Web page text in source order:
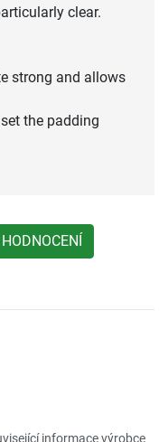
clear.
strong and allows
the padding
informace výrobce